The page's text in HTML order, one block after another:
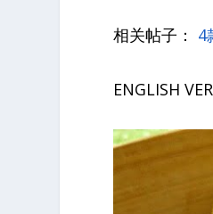
相关帖子： 4
ENGLISH